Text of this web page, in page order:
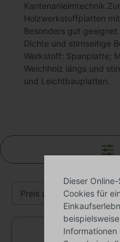
Holzwerkstoffplatten
Besonders gut
Dichte und stirnseitige
Werkstoff: Spanplatte;
Weichholz längs und
und Leichtbauplatten.
Dieser
Cookies für
Informationen